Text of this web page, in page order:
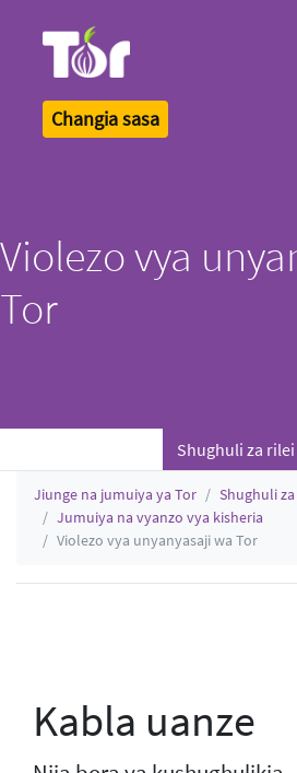
Changia sasa
Violezo vya
Tor
Shughuli za rilei
Jiunge na jumuiya ya Tor
Shughuli
Jumuiya na vyanzo vya kisheria
Violezo vya unyanyasaji wa Tor
Kabla uanze